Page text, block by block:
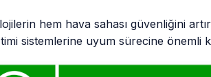
hem hava sahası güvenliğini
sistemlerine uyum sürecine önemli